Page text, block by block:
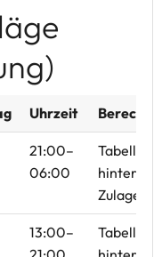
Uhrzeit
21:00–
06:00
13:00–